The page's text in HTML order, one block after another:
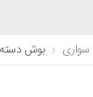
بوش دسته